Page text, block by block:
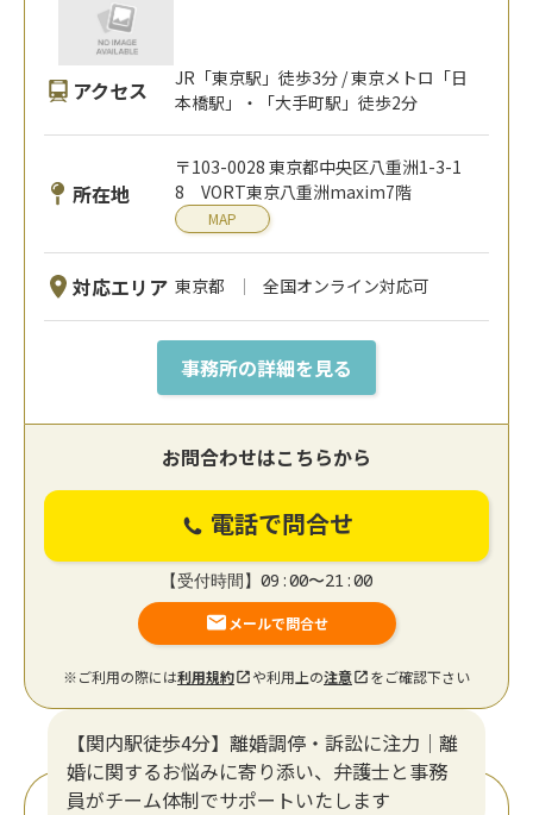
アクセス
JR「東京駅」徒歩3分 / 東京メトロ「日
本橋駅」・「大手町駅」徒歩2分
所在地
〒103-0028 東京都中央区八重洲1-3-1
8 VORT東京八重洲maxim7階
MAP
対応エリア 東京都 全国オンライン対応可
事務所の詳細を見る
お問合わせはこちらから
電話で問合せ
【受付時間】09:00〜21:00
メールで問合せ
※ご利用の際には利用規約 や利用上の注意 をご確認下さい
【関内駅徒歩4分】離婚調停・訴訟に注力│離
婚に関するお悩みに寄り添い、弁護士と事務
員がチーム体制でサポートいたします